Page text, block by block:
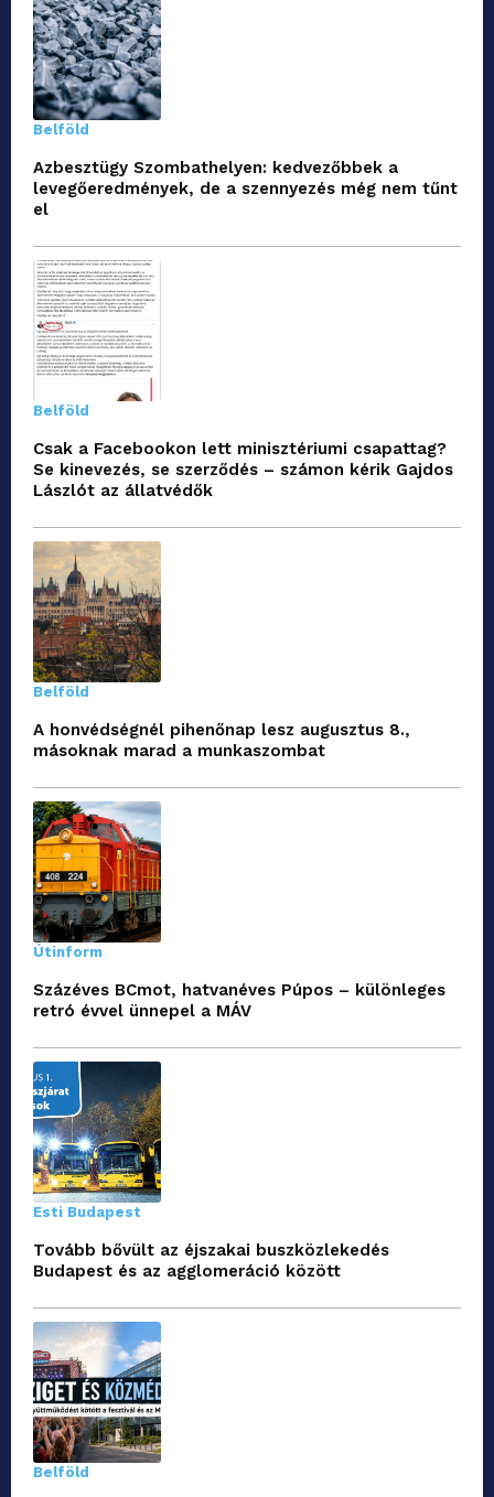
Belföld
Azbesztügy Szombathelyen: kedvezőbbek a
levegőeredmények, de a szennyezés még nem tűnt
el
Belföld
Csak a Facebookon lett minisztériumi csapattag?
Se kinevezés, se szerződés – számon kérik Gajdos
Lászlót az állatvédők
Belföld
A honvédségnél pihenőnap lesz augusztus 8.,
másoknak marad a munkaszombat
Útinform
Százéves BCmot, hatvanéves Púpos – különleges
retró évvel ünnepel a MÁV
Esti Budapest
Tovább bővült az éjszakai buszközlekedés
Budapest és az agglomeráció között
Belföld